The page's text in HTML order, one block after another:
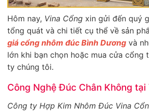
Hôm nay, Vina Cổng xin gửi đến quý
tổng quát và chi tiết cụ thể về sản
giá cổng nhôm đúc Bình Dương và
lớn khi bạn chọn hoặc mua cửa cổng
ty chúng tôi.
Công Nghệ Đúc Chân Không tại
Công ty Hợp Kim Nhôm Đúc Vina